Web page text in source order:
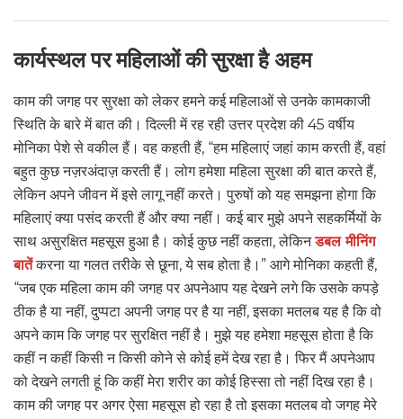
कार्यस्थल पर महिलाओं की सुरक्षा है अहम
काम की जगह पर सुरक्षा को लेकर हमने कई महिलाओं से उनके कामकाजी
स्थिति के बारे में बात की। दिल्ली में रह रही उत्तर प्रदेश की 45 वर्षीय
मोनिका पेशे से वकील हैं। वह कहती हैं, “हम महिलाएं जहां काम करती हैं, वहां
बहुत कुछ नज़रअंदाज़ करती हैं। लोग हमेशा महिला सुरक्षा की बात करते हैं,
लेकिन अपने जीवन में इसे लागू नहीं करते। पुरुषों को यह समझना होगा कि
महिलाएं क्या पसंद करती हैं और क्या नहीं। कई बार मुझे अपने सहकर्मियों के
साथ असुरक्षित महसूस हुआ है। कोई कुछ नहीं कहता, लेकिनडबल मीनिंग
बातेंकरना या गलत तरीके से छूना, ये सब होता है।” आगे मोनिका कहती हैं,
“जब एक महिला काम की जगह पर अपनेआप यह देखने लगे कि उसके कपड़े
ठीक है या नहीं, दुप्पटा अपनी जगह पर है या नहीं, इसका मतलब यह है कि वो
अपने काम कि जगह पर सुरक्षित नहीं है। मुझे यह हमेशा महसूस होता है कि
कहीं न कहीं किसी न किसी कोने से कोई हमें देख रहा है। फिर मैं अपनेआप
को देखने लगती हूं कि कहीं मेरा शरीर का कोई हिस्सा तो नहीं दिख रहा है।
काम की जगह पर अगर ऐसा महसूस हो रहा है तो इसका मतलब वो जगह मेरे